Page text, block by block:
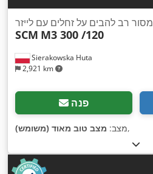
Sierakowska Huta
2,921 km
מסור רב להבים על זחלים עם לייזר
SCM M3 300 /120
פנה
מצב: מצב טוב מאוד (משומש) ,